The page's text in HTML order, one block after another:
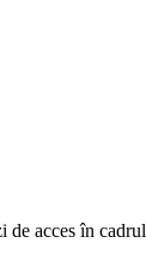
acces în